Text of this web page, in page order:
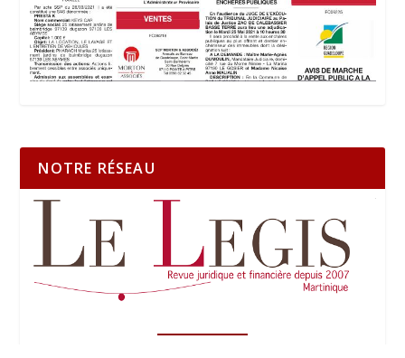
NOTRE RÉSEAU